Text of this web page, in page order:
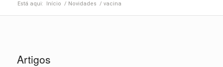
Está aqui: Início / Novidades / vacina
Artigos